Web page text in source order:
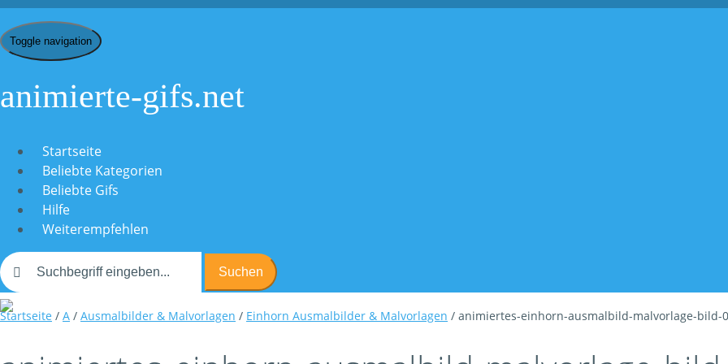
Toggle navigation
animierte-gifs.net
Startseite
Beliebte Kategorien
Beliebte Gifs
Hilfe
Weiterempfehlen
Suchen
Startseite / A / Ausmalbilder & Malvorlagen / Einhorn Ausmalbilder & Malvorlagen / animiertes-einhorn-ausmalbild-malvorlage-bild-